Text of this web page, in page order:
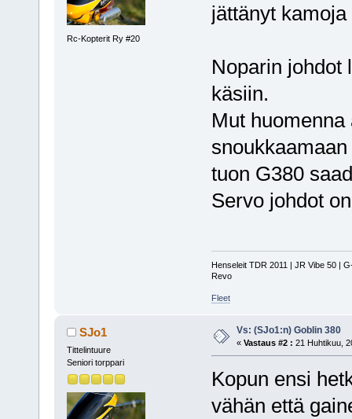
Rc-Kopterit Ry #20
jättänyt
Noparin johdot
käsiin.
Mut
tuon G380
Servo johdot
Henseleit TDR 2011 | JR Vibe 50 |
Revo
Fleet
SJo1
Tittelintuure
Seniori torppari
Vs: (SJo1:n) Goblin 380
« Vastaus #2 : 21 Huhtikuu,
Kopun ensi
vähän että